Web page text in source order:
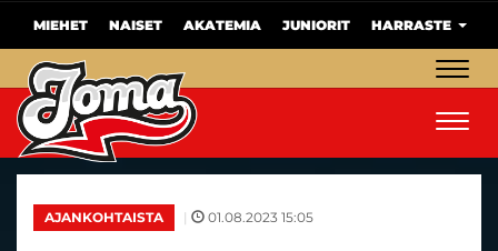
MIEHET NAISET AKATEMIA JUNIORIT HARRASTE
AJANKOHTAISTA | 01.08.2023 15:05